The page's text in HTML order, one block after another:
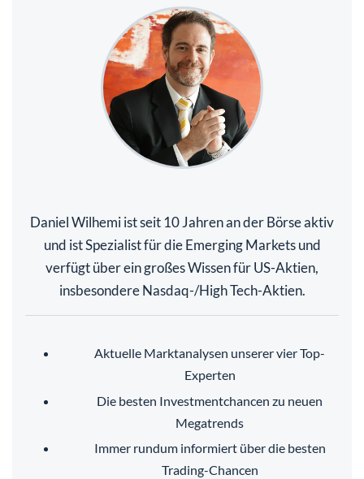
Daniel Wilhemi ist seit 10 Jahren an der Börse aktiv
und ist Spezialist für die Emerging Markets und
verfügt über ein großes Wissen für US-Aktien,
insbesondere Nasdaq-/High Tech-Aktien.
Aktuelle Marktanalysen unserer vier Top-
Experten
Die besten Investmentchancen zu neuen
Megatrends
Immer rundum informiert über die besten
Trading-Chancen